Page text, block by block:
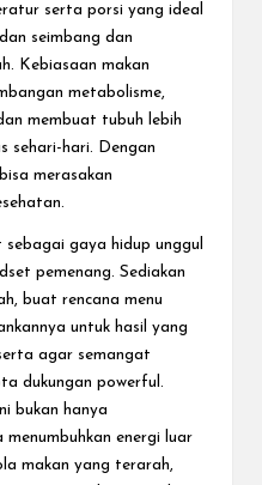
serta porsi yang ideal
seimbang dan
Kebiasaan makan
metabolisme,
membuat tubuh lebih
sehari-hari. Dengan
merasakan
gaya hidup unggul
pemenang. Sediakan
buat rencana menu
untuk hasil yang
agar semangat
dukungan powerful.
bukan hanya
energi luar
makan yang terarah,